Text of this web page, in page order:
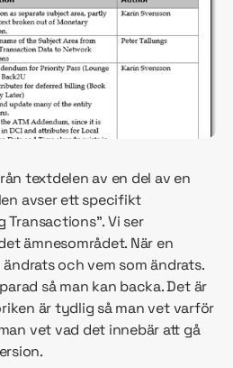
textdelen av en del av en
avser ett specifikt
Transactions”. Vi ser
ämnesområdet. När en
och vem som ändrats.
så man kan backa. Det är
är tydlig så man vet varför
vet vad det innebär att gå